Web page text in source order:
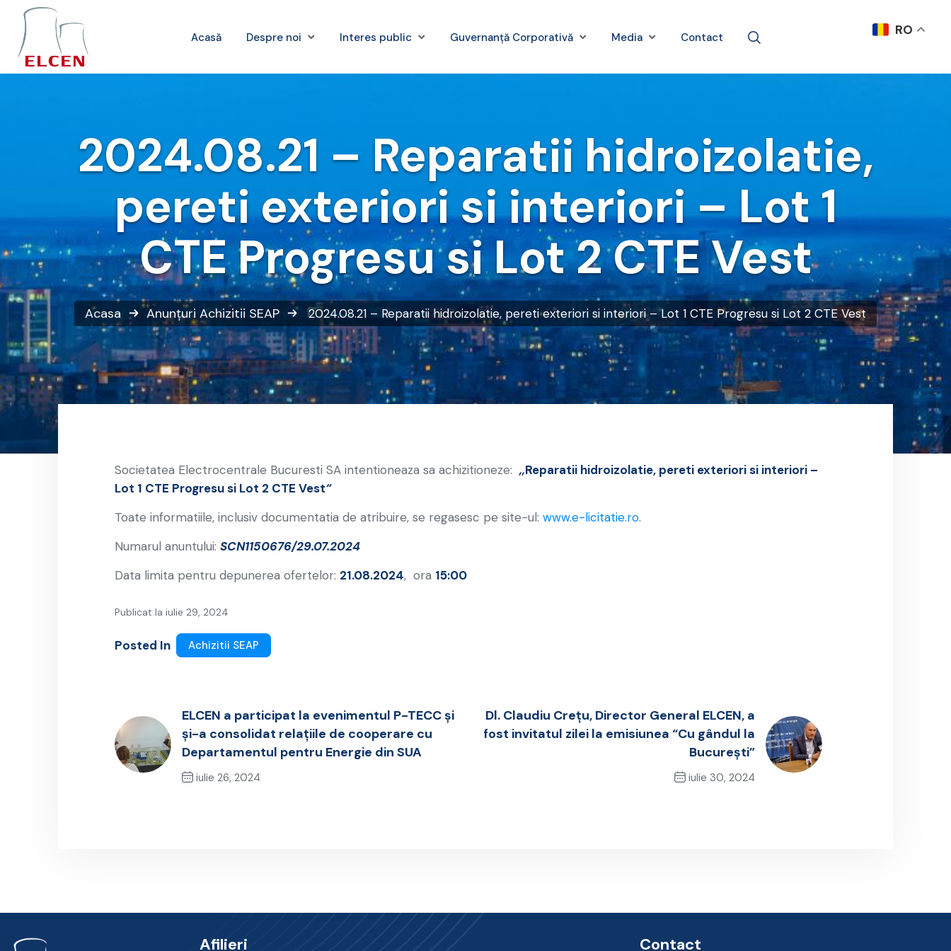
Acasă Despre noi Interes public Guvernanță Corporativă Media Contact
2024.08.21 – Reparatii hidroizolatie,
pereti exteriori si interiori – Lot 1
CTE Progresu si Lot 2 CTE Vest
Acasa Anunțuri Achizitii SEAP 2024.08.21 – Reparatii hidroizolatie, pereti exteriori si interiori – Lot 1 CTE Progresu si Lot 2 CTE Vest
Societatea Electrocentrale Bucuresti SA intentioneaza sa achizitioneze: ,,Reparatii hidroizolatie, pereti exteriori si interiori –
Lot 1 CTE Progresu si Lot 2 CTE Vest“
Toate informatiile, inclusiv documentatia de atribuire, se regasesc pe site-ul: www.e-licitatie.ro.
Numarul anuntului: SCN1150676/29.07.2024
Data limita pentru depunerea ofertelor: 21.08.2024, ora 15:00
Publicat la iulie 29, 2024
Posted In Achizitii SEAP
ELCEN a participat la evenimentul P-TECC și
și-a consolidat relațiile de cooperare cu
Departamentul pentru Energie din SUA
iulie 26, 2024
Dl. Claudiu Crețu, Director General ELCEN, a
fost invitatul zilei la emisiunea “Cu gândul la
București”
iulie 30, 2024
Afilieri Contact
RO